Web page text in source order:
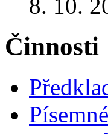
8. 10.
Činnosti